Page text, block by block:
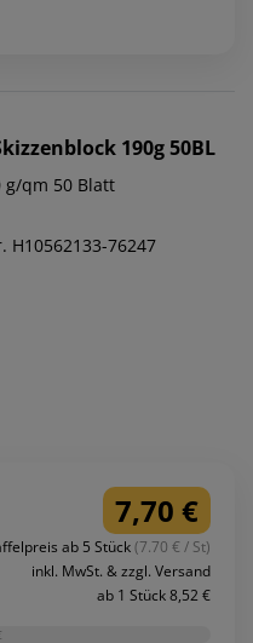
190g 50BL
g/qm 50 Blatt
H10562133-76247
7,70 €
ab 5 Stück(7.70 € / St)
inkl. MwSt. & zzgl. Versand
ab 1 Stück 8,52 €